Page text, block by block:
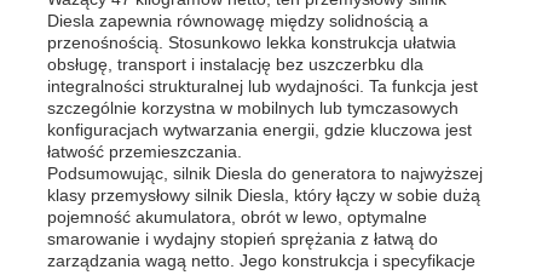
agregat prądotwórczy diesla
zestaw generatorów benzynowych
Zestaw generatora falownika
Diesla zapewnia równowagę między solidnością a
przenośnością. Stosunkowo lekka konstrukcja ułatwia
obsługę, transport i instalację bez uszczerbku dla
integralności strukturalnej lub wydajności. Ta funkcja jest
szczególnie korzystna w mobilnych lub tymczasowych
konfiguracjach wytwarzania energii, gdzie kluczowa jest
łatwość przemieszczania.
Podsumowując, silnik Diesla do generatora to najwyższej
klasy przemysłowy silnik Diesla, który łączy w sobie dużą
pojemność akumulatora, obrót w lewo, optymalne
smarowanie i wydajny stopień sprężania z łatwą do
zarządzania wagą netto. Jego konstrukcja i specyfikacje